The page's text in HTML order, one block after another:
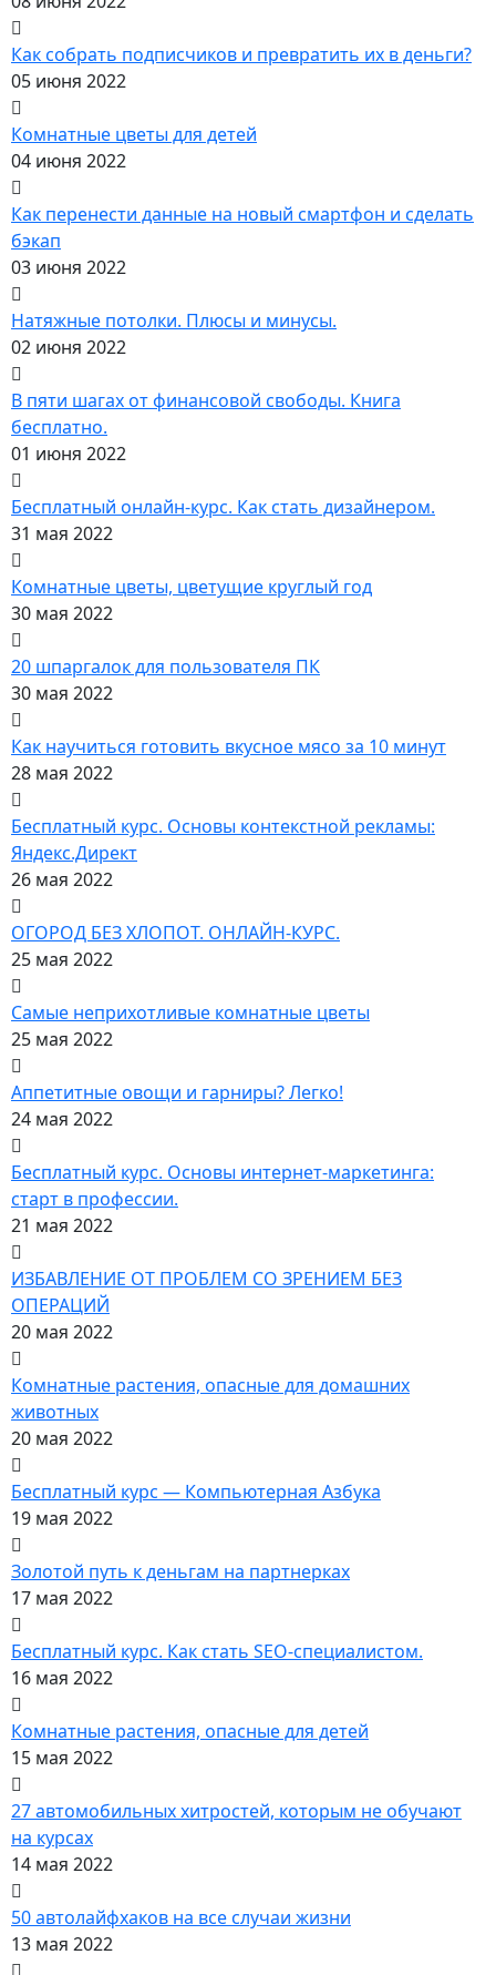
Как собрать подписчиков и превратить их в деньги?
05 июня 2022
Комнатные цветы для детей
04 июня 2022
Как перенести данные на новый смартфон и сделать
бэкап
03 июня 2022
Натяжные потолки. Плюсы и минусы.
02 июня 2022
В пяти шагах от финансовой свободы. Книга
бесплатно.
01 июня 2022
Бесплатный онлайн-курс. Как стать дизайнером.
31 мая 2022
Комнатные цветы, цветущие круглый год
30 мая 2022
20 шпаргалок для пользователя ПК
30 мая 2022
Как научиться готовить вкусное мясо за 10 минут
28 мая 2022
Бесплатный курс. Основы контекстной рекламы:
Яндекс.Директ
26 мая 2022
ОГОРОД БЕЗ ХЛОПОТ. ОНЛАЙН-КУРС.
25 мая 2022
Самые неприхотливые комнатные цветы
25 мая 2022
Аппетитные овощи и гарниры? Легко!
24 мая 2022
Бесплатный курс. Основы интернет-маркетинга:
старт в профессии.
21 мая 2022
ИЗБАВЛЕНИЕ ОТ ПРОБЛЕМ СО ЗРЕНИЕМ БЕЗ
ОПЕРАЦИЙ
20 мая 2022
Комнатные растения, опасные для домашних
животных
20 мая 2022
Бесплатный курс — Компьютерная Азбука
19 мая 2022
Золотой путь к деньгам на партнерках
17 мая 2022
Бесплатный курс. Как стать SEO‑специалистом.
16 мая 2022
Комнатные растения, опасные для детей
15 мая 2022
27 автомобильных хитростей, которым не обучают
на курсах
14 мая 2022
50 автолайфхаков на все случаи жизни
13 мая 2022